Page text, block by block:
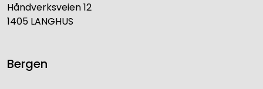
Håndverksveien 12
1405 LANGHUS
Bergen